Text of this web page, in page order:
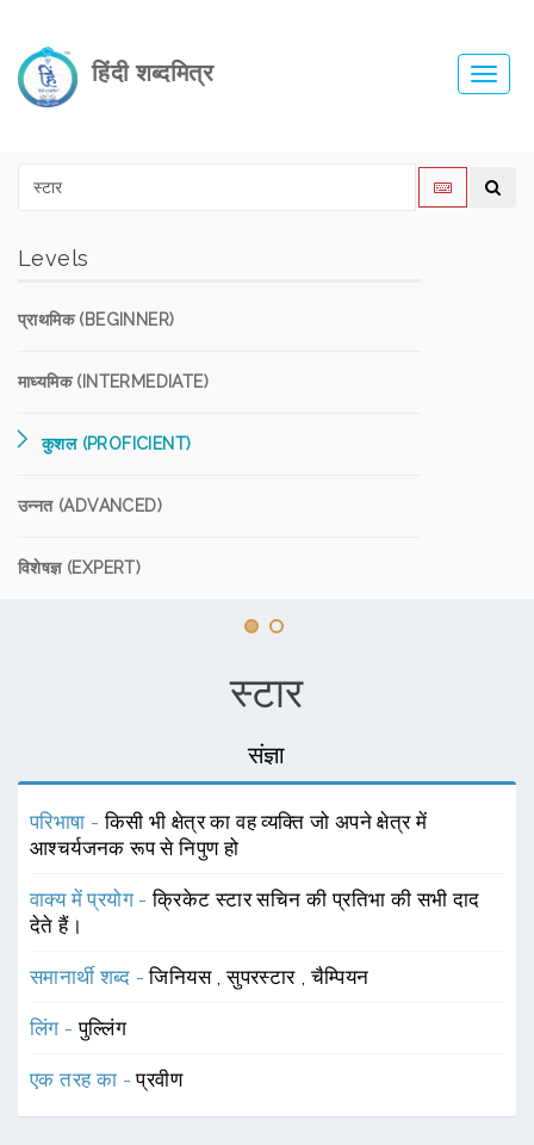
हिंदी शब्दमित्र
Levels
प्राथमिक (BEGINNER)
माध्यमिक (INTERMEDIATE)
कुशल (PROFICIENT)
उन्नत (ADVANCED)
विशेषज्ञ (EXPERT)
स्टार
संज्ञा
परिभाषा -किसी भी क्षेत्र का वह व्यक्ति जो अपने क्षेत्र में
आश्चर्यजनक रूप से निपुण हो
वाक्य में प्रयोग -क्रिकेट स्टार सचिन की प्रतिभा की सभी दाद
देते हैं।
समानार्थी शब्द -जिनियस ,सुपरस्टार ,चैम्पियन
लिंग -पुल्लिंग
एक तरह का -प्रवीण